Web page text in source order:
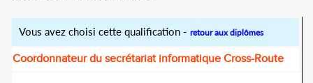
Vous avez choisi cette qualification - retour aux diplômes
Coordonnateur du secrétariat informatique Cross-Route